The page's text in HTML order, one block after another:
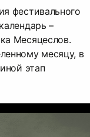
фестивального
–
Месяцеслов.
месяцу, в
этап